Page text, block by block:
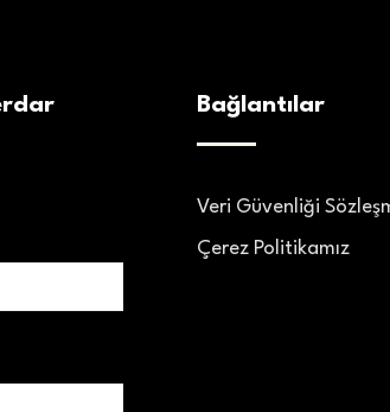
Bağlantılar
Veri Güvenliği
Çerez Politikamız